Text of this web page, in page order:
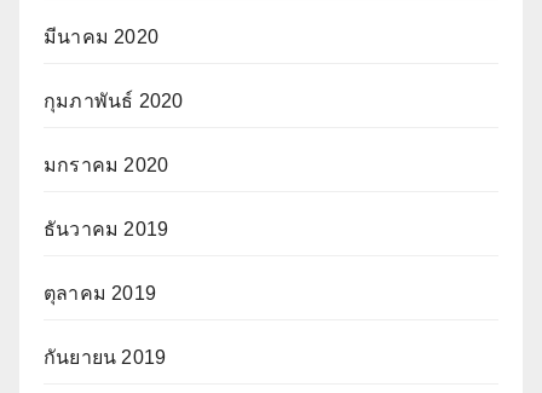
มีนาคม 2020
กุมภาพันธ์ 2020
มกราคม 2020
ธันวาคม 2019
ตุลาคม 2019
กันยายน 2019